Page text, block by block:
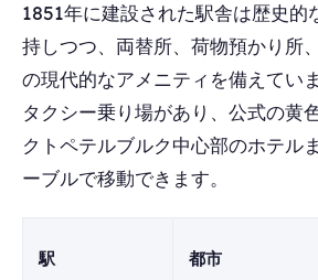
1851年に建設された駅舎は歴史的
持しつつ、両替所、荷物預かり所
の現代的なアメニティを備えてい
タクシー乗り場があり、公式の黄
クトペテルブルク中心部のホテル
ーブルで移動できます。
駅 都市